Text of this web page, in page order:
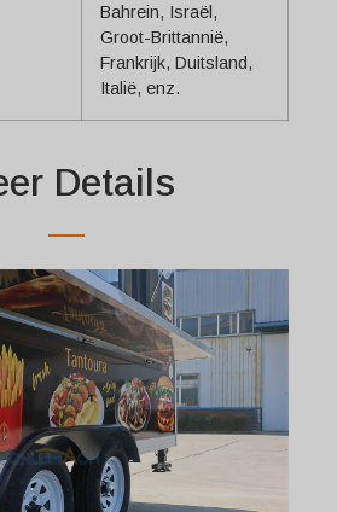
Bahrein, Israël,
Groot-Brittannië,
Frankrijk, Duitsland,
Italië, enz.
Details
Slovenščina
Latviešu valoda
Dansk
Hrvatski
Српски језик
Norsk nynorsk
Български
हिन्दी
Norsk bokmål
Slovenčina